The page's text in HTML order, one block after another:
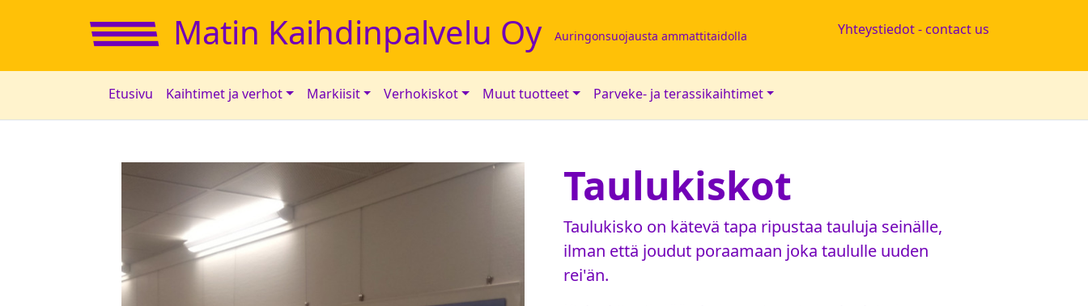
Matin Kaihdinpalvelu Oy Auringonsuojausta ammattitaidolla Yhteystiedot - contact us
Etusivu Kaihtimet ja verhot Markiisit Verhokiskot Muut tuotteet Parveke- ja terassikaihtimet
Taulukiskot
Taulukisko on kätevä tapa ripustaa tauluja seinälle,
ilman että joudut poraamaan joka taululle uuden
rei'än.